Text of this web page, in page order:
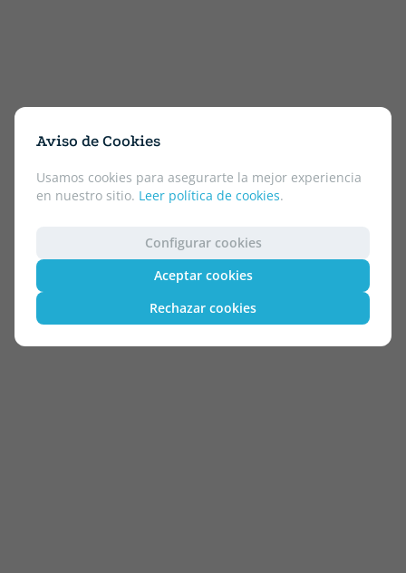
Aviso de Cookies
Usamos cookies para asegurarte la mejor experiencia
en nuestro sitio. Leer política de cookies.
Configurar cookies
Aceptar cookies
Rechazar cookies